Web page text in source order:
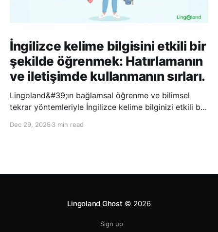
İngilizce kelime bilgisini etkili bir
şekilde öğrenmek: Hatırlamanın
ve iletişimde kullanmanın sırları.
Lingoland&#39;ın bağlamsal öğrenme ve bilimsel
tekrar yöntemleriyle İngilizce kelime bilginizi etkili bir
hatırlayabilir ve daha doğal bir şekilde iletişim
Dec 29, 2025 3 min read
Lingoland Ghost © 2026
Sign up